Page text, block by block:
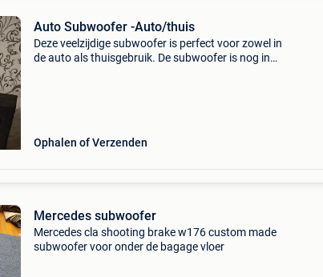
Auto Subwoofer -Auto/thuis
Deze veelzijdige subwoofer is perfect voor zowel in
de auto als thuisgebruik. De subwoofer is nog in
Ophalen of Verzenden
Mercedes subwoofer
Mercedes cla shooting brake w176 custom made
subwoofer voor onder de bagage vloer